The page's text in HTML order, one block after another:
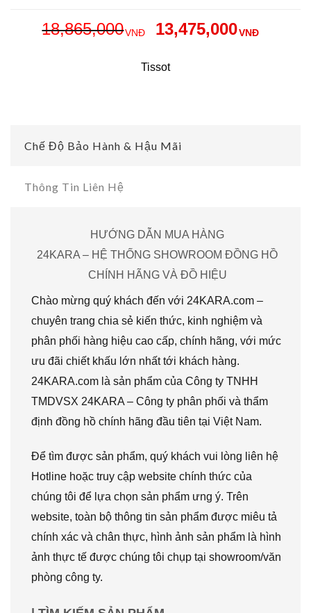
18,865,000VNĐ 13,475,000VNĐ
Tissot
Chế Độ Bảo Hành & Hậu Mãi
Thông Tin Liên Hệ
HƯỚNG DẪN MUA HÀNG
24KARA – HỆ THỐNG SHOWROOM ĐỒNG HỒ
CHÍNH HÃNG VÀ ĐỒ HIỆU
Chào mừng quý khách đến với 24KARA.com –
chuyên trang chia sẻ kiến thức, kinh nghiệm và
phân phối hàng hiệu cao cấp, chính hãng, với mức
ưu đãi chiết khấu lớn nhất tới khách hàng.
24KARA.com là sản phẩm của Công ty TNHH
TMDVSX 24KARA – Công ty phân phối và thẩm
định đồng hồ chính hãng đầu tiên tại Việt Nam.
Để tìm được sản phẩm, quý khách vui lòng liên hệ
Hotline hoặc truy cập website chính thức của
chúng tôi để lựa chọn sản phẩm ưng ý. Trên
website, toàn bộ thông tin sản phẩm được miêu tả
chính xác và chân thực, hình ảnh sản phẩm là hình
ảnh thực tế được chúng tôi chụp tại showroom/văn
phòng công ty.